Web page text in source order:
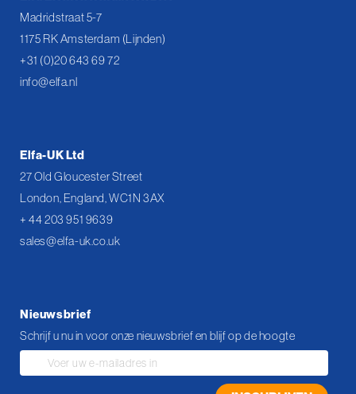
Madridstraat 5-7
1175 RK Amsterdam (Lijnden)
+31 (0)20 643 69 72
info@elfa.nl
Elfa-UK Ltd
27 Old Gloucester Street
London, England, WC1N 3AX
+ 44 203 951 9639
sales@elfa-uk.co.uk
Nieuwsbrief
Schrijf u nu in voor onze nieuwsbrief en blijf op de hoogte
Abonneer
u